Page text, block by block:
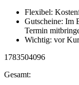
Flexibel:
Gutscheine: Im
Termin
Wichtig: vor
1783504096
Gesamt: